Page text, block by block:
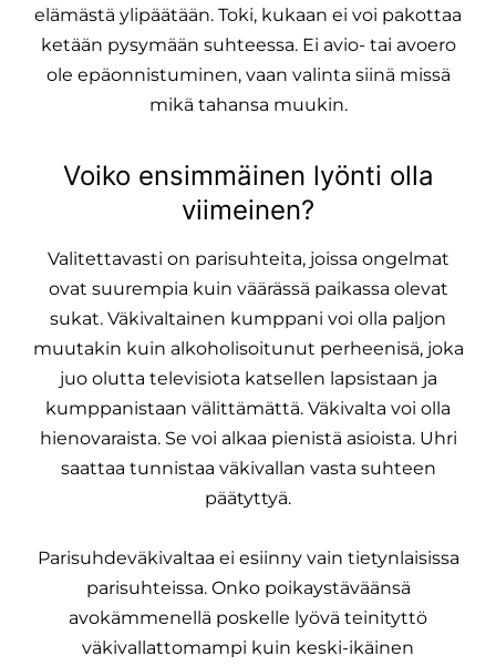
elämästä ylipäätään. Toki, kukaan ei voi pakottaa
ketään pysymään suhteessa. Ei avio- tai avoero
ole epäonnistuminen, vaan valinta siinä missä
mikä tahansa muukin.
Voiko ensimmäinen lyönti olla
viimeinen?
Valitettavasti on parisuhteita, joissa ongelmat
ovat suurempia kuin väärässä paikassa olevat
sukat. Väkivaltainen kumppani voi olla paljon
muutakin kuin alkoholisoitunut perheenisä, joka
juo olutta televisiota katsellen lapsistaan ja
kumppanistaan välittämättä. Väkivalta voi olla
hienovaraista. Se voi alkaa pienistä asioista. Uhri
saattaa tunnistaa väkivallan vasta suhteen
päätyttyä.
Parisuhdeväkivaltaa ei esiinny vain tietynlaisissa
parisuhteissa. Onko poikaystäväänsä
avokämmenellä poskelle lyövä teinityttö
väkivallattomampi kuin keski-ikäinen